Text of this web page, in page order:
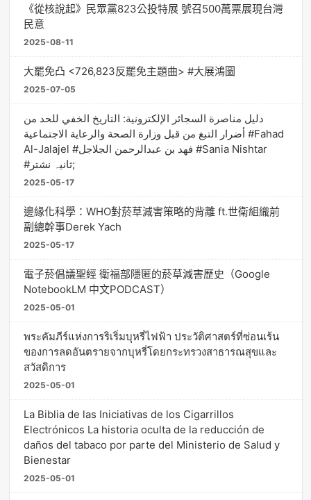
《從核說起》民眾黨823公投特展 號召500萬票展現台灣
民意
2025-08-11
大罷免凸 <726,823反罷免主題曲> #大展鴻圖
2025-07-05
دليل مناصرة السجائر الإلكترونية: التاريخ الخفي للحد من
أضرار التبغ من قبل وزارة الصحة والرعاية الاجتماعية #Fahad
Al-Jalajel #فهد بن عبدالرحمن الجلاجل #Sania Nishtar
#ثانیہ نشتر;
2025-05-17
邊緣化科學：WHO對菸草減害策略的背離 ft.世衛組織前
副總幹事Derek Yach
2025-05-17
電子菸倡議聖經 衛福部隱匿的菸草減害歷史（Google
NotebookLM 中文PODCAST）
2025-05-01
พระคัมภีร์แห่งการริเริ่มบุหรี่ไฟฟ้า ประวัติศาสตร์ที่ซ่อนเร้น
ของการลดอันตรายจากบุหรี่โดยกระทรวงสาธารณสุขและ
สวัสดิการ
2025-05-01
La Biblia de las Iniciativas de los Cigarrillos
Electrónicos La historia oculta de la reducción de
daños del tabaco por parte del Ministerio de Salud y
Bienestar
2025-05-01